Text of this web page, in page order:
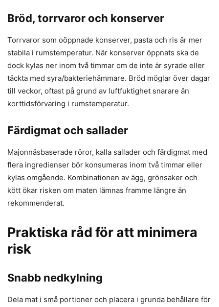
Bröd, torrvaror och konserver
Torrvaror som oöppnade konserver, pasta och ris är mer
stabila i rumstemperatur. När konserver öppnats ska de
dock kylas ner inom två timmar om de inte är syrade eller
täckta med syra/bakteriehämmare. Bröd möglar över dagar
till veckor, oftast på grund av luftfuktighet snarare än
korttidsförvaring i rumstemperatur.
Färdigmat och sallader
Majonnäsbaserade röror, kalla sallader och färdigmat med
flera ingredienser bör konsumeras inom två timmar eller
kylas omgående. Kombinationen av ägg, grönsaker och
kött ökar risken om maten lämnas framme längre än
rekommenderat.
Praktiska råd för att minimera
risk
Snabb nedkylning
Dela mat i små portioner och placera i grunda behållare för